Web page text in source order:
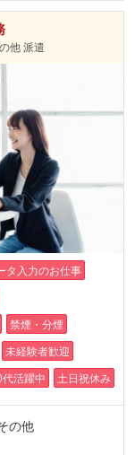
他 派遣
タ入力のお仕事
禁煙・分煙
未経験者歓迎
活躍中 土日祝休み
の他